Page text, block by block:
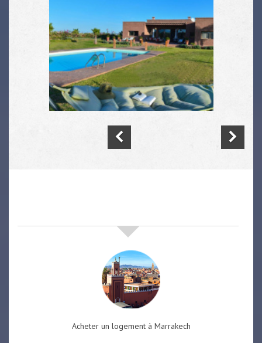
Acheter un logement à Marrakech